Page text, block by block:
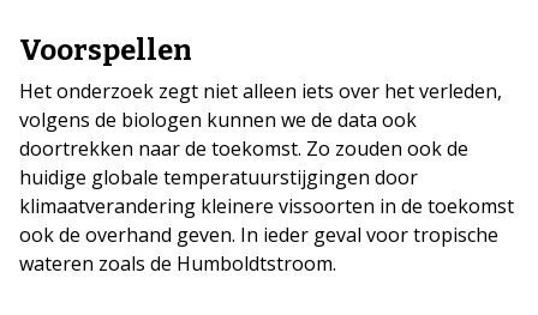
Voorspellen
Het onderzoek zegt niet alleen iets over het verleden,
volgens de biologen kunnen we de data ook
doortrekken naar de toekomst. Zo zouden ook de
huidige globale temperatuurstijgingen door
klimaatverandering kleinere vissoorten in de toekomst
ook de overhand geven. In ieder geval voor tropische
wateren zoals de Humboldtstroom.